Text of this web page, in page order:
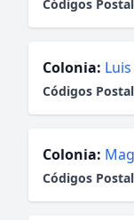
Códigos
Colonia:
Códigos
Colonia:
Códigos